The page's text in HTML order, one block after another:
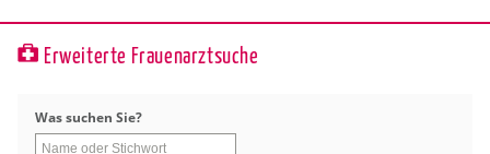
Erweiterte Frauenarztsuche
Was su­chen Sie?